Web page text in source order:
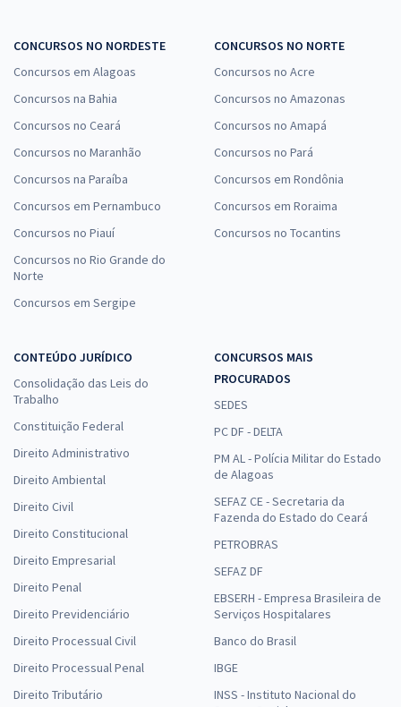
CONCURSOS NO NORDESTE
Concursos em Alagoas
Concursos na Bahia
Concursos no Ceará
Concursos no Maranhão
Concursos na Paraíba
Concursos em Pernambuco
Concursos no Piauí
Concursos no Rio Grande do
Norte
Concursos em Sergipe
CONCURSOS NO NORTE
Concursos no Acre
Concursos no Amazonas
Concursos no Amapá
Concursos no Pará
Concursos em Rondônia
Concursos em Roraima
Concursos no Tocantins
CONTEÚDO JURÍDICO
Consolidação das Leis do
Trabalho
Constituição Federal
Direito Administrativo
Direito Ambiental
Direito Civil
Direito Constitucional
Direito Empresarial
Direito Penal
Direito Previdenciário
Direito Processual Civil
Direito Processual Penal
Direito Tributário
CONCURSOS MAIS
PROCURADOS
SEDES
PC DF - DELTA
PM AL - Polícia Militar do Estado
de Alagoas
SEFAZ CE - Secretaria da
Fazenda do Estado do Ceará
PETROBRAS
SEFAZ DF
EBSERH - Empresa Brasileira de
Serviços Hospitalares
Banco do Brasil
IBGE
INSS - Instituto Nacional do